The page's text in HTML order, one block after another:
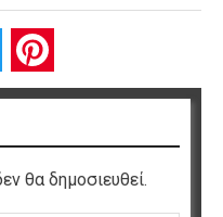
Twitter
θα δημοσιευθεί.